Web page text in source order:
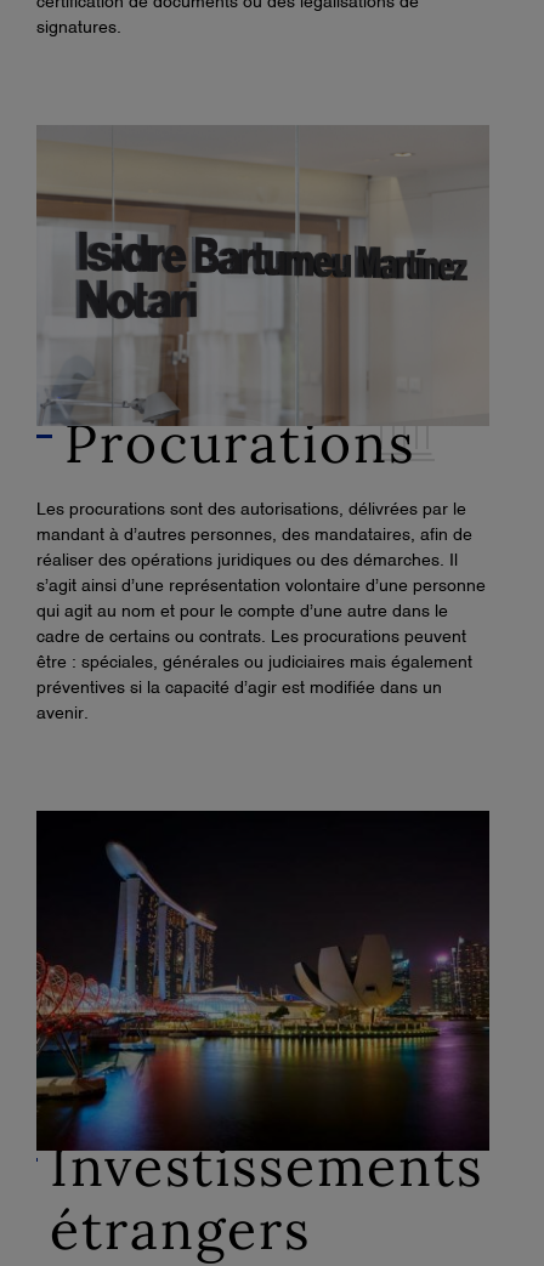
signatures.
Procurations
Les procurations sont des autorisations, délivrées par le
mandant à d’autres personnes, des mandataires, afin de
réaliser des opérations juridiques ou des démarches. Il
s’agit ainsi d’une représentation volontaire d’une personne
qui agit au nom et pour le compte d’une autre dans le
cadre de certains ou contrats. Les procurations peuvent
être : spéciales, générales ou judiciaires mais également
préventives si la capacité d’agir est modifiée dans un
avenir.
Investissements
étrangers